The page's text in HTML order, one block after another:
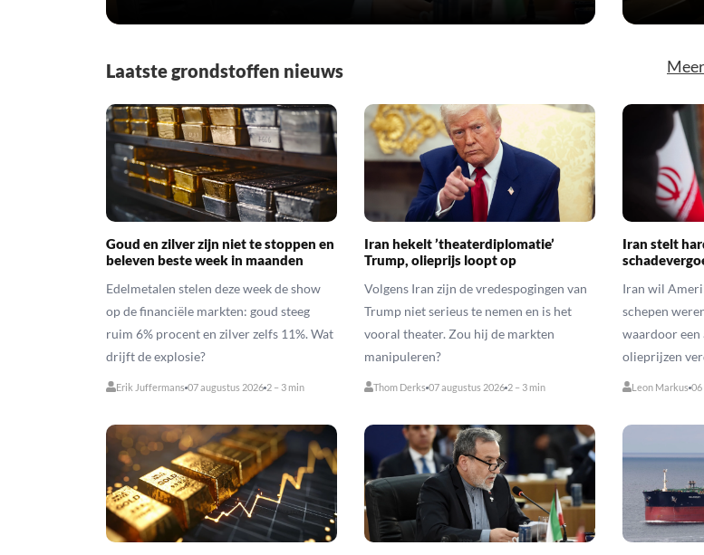
Laatste grondstoffen nieuws
Goud en zilver zijn niet te stoppen en
beleven beste week in maanden
Edelmetalen stelen deze week de show
op de financiële markten: goud steeg
ruim 6% procent en zilver zelfs 11%. Wat
drijft de explosie?
Erik Juffermans 07 augustus 2026 2 – 3 min
Iran hekelt ’theaterdiplomatie’
Trump, olieprijs loopt op
Volgens Iran zijn de vredespogingen van
Trump niet serieus te nemen en is het
vooral theater. Zou hij de markten
manipuleren?
Thom Derks 07 augustus 2026 2 – 3 min
Iran stelt
Iran wil
schepen
waardoor een
olieprijzen
Leon Markus